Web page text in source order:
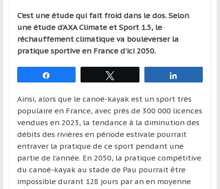
s’adresse
aux
voyageurs
ponctuels
ou
réguliers,
passionnés
ou
simples
spectateurs
de
sport,
qui
C’est une étude qui fait froid dans le dos. Selon
une étude d’AXA Climate et Sport 1.5, le
réchauffement climatique va bouleverser la
pratique sportive en France d’ici 2050.
Ainsi, alors que le canoë-kayak est un sport très
populaire en France, avec près de 300 000 licences
vendues en 2023, la tendance à la diminution des
débits des rivières en période estivale pourrait
entraver la pratique de ce sport pendant une
partie de l’année. En 2050, la pratique compétitive
du canoë-kayak au stade de Pau pourrait être
impossible durant 128 jours par an en moyenne